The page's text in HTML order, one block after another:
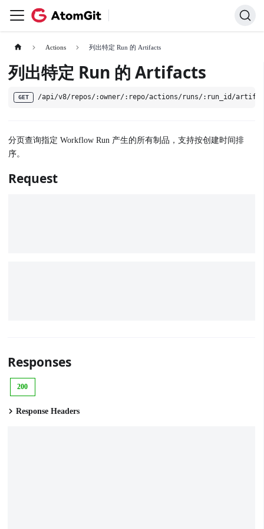
Actions 列出特定 Run 的 Artifacts
列出特定 Run 的 Artifacts
GET /api/v8/repos/:owner/:repo/actions/runs/:run_id/
分页查询指定 Workflow Run 产生的所有制品，支持按创建时间排
序。
Request
Responses
200
Response Headers